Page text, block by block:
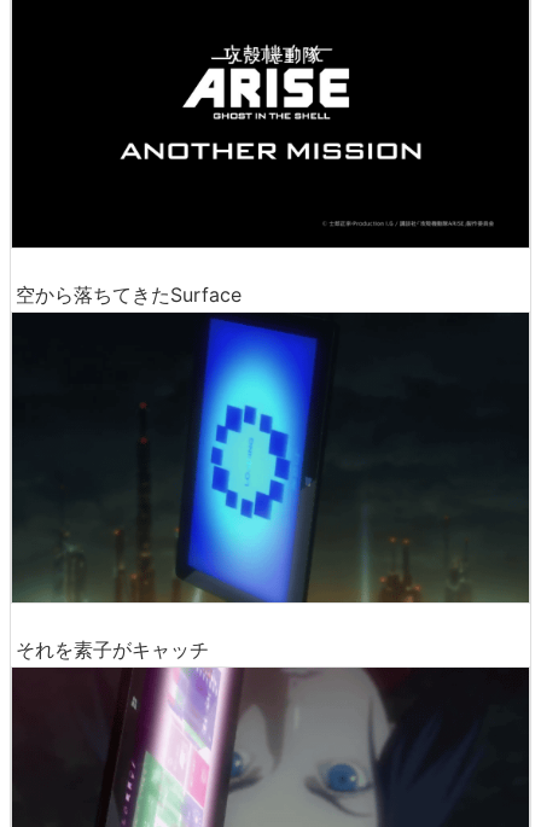
空から落ちてきたSurface
それを素子がキャッチ